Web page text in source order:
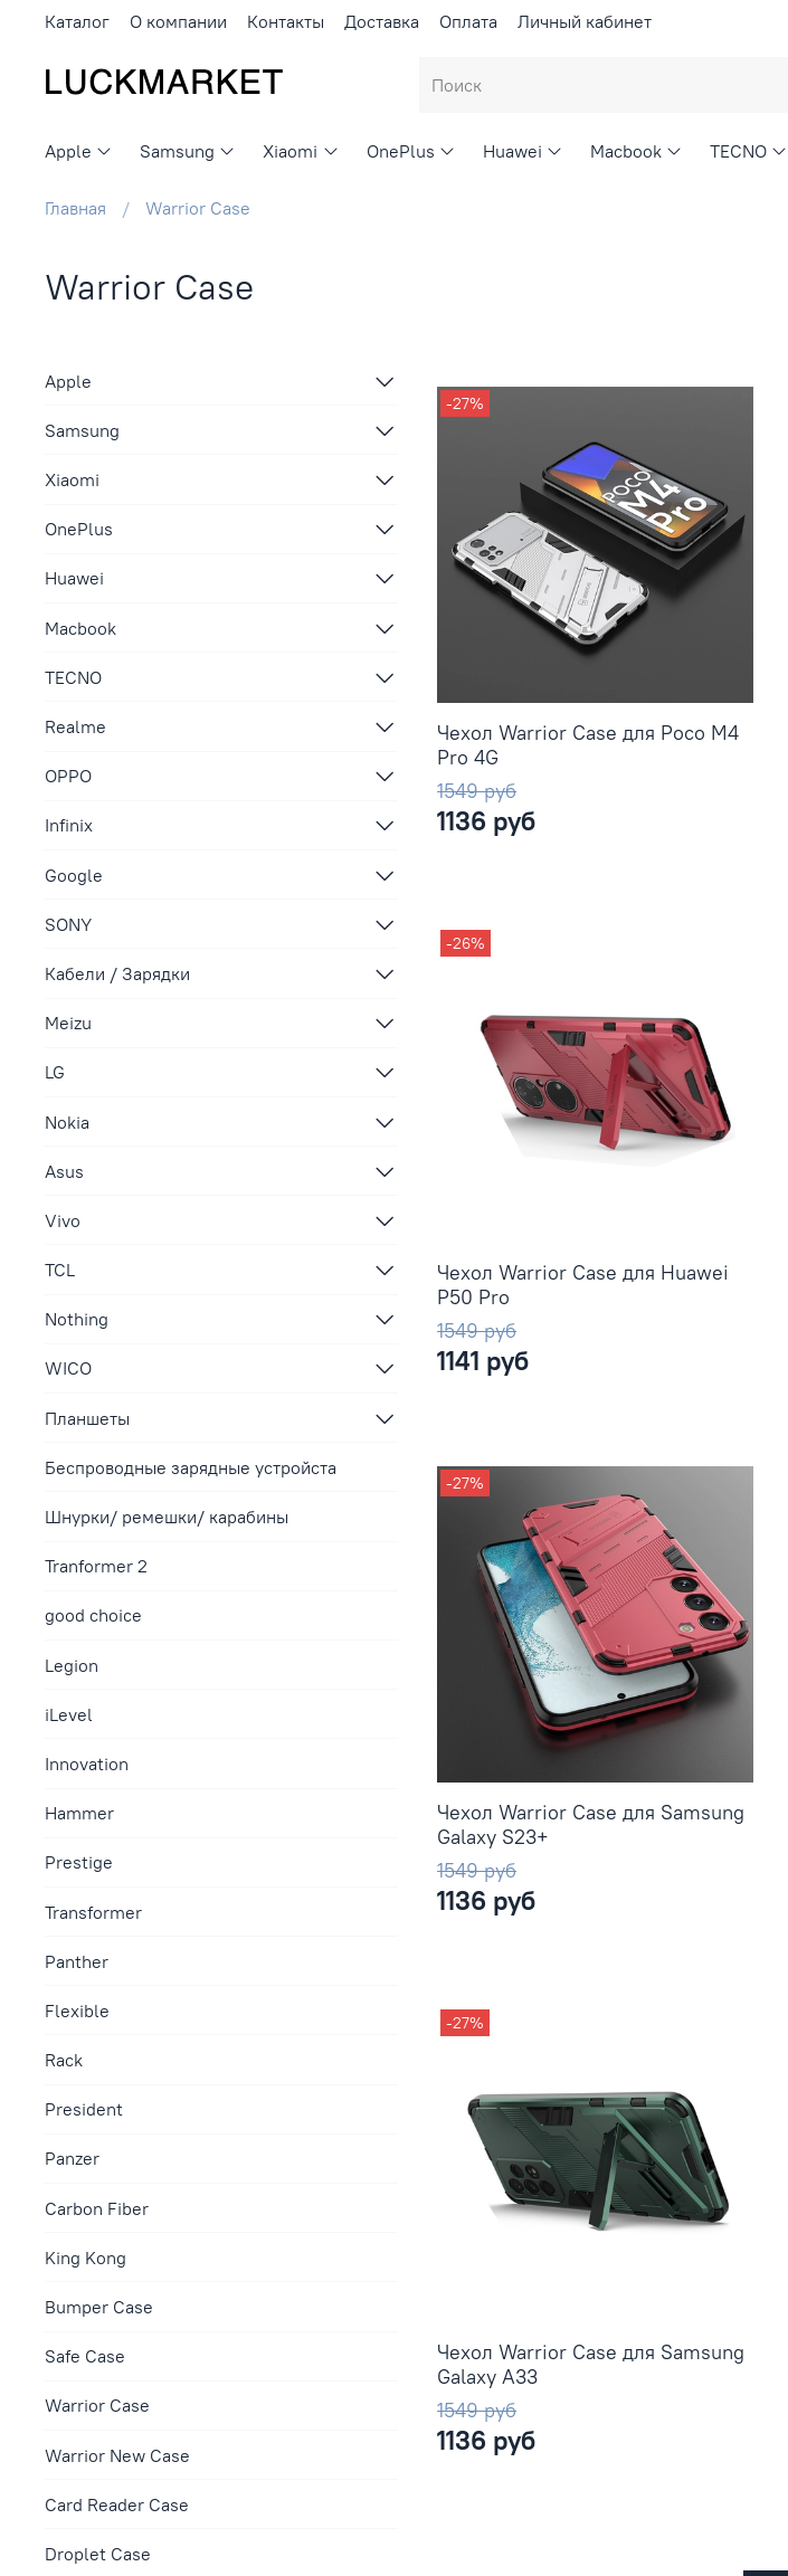
Каталог О компании Контакты Доставка Оплата Личный кабинет
Apple Samsung Xiaomi OnePlus Huawei Macbook TECNO
Главная Warrior Case
Warrior Case
-27%
Чехол Warrior Case для Poco M4
Pro 4G
1549 руб
1136 руб
-26%
Чехол Warrior Case для Huawei
P50 Pro
1549 руб
1141 руб
-27%
Чехол Warrior Case для Samsung
Galaxy S23+
1549 руб
1136 руб
-27%
Чехол Warrior Case для Samsung
Galaxy A33
1549 руб
1136 руб
Apple
Samsung
Xiaomi
OnePlus
Huawei
Macbook
TECNO
Realme
OPPO
Infinix
Google
SONY
Кабели / Зарядки
Meizu
LG
Nokia
Asus
Vivo
TCL
Nothing
WICO
Планшеты
Беспроводные зарядные устройста
Шнурки/ ремешки/ карабины
Tranformer 2
good choice
Legion
iLevel
Innovation
Hammer
Prestige
Transformer
Panther
Flexible
Rack
President
Panzer
Сarbon Fiber
King Kong
Bumper Case
Safe Case
Warrior Case
Warrior New Case
Сard Reader Case
Droplet Case